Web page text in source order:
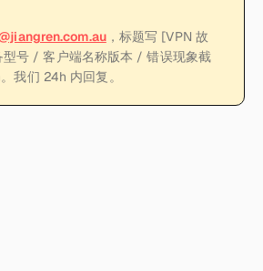
，标题写 [VPN 故
号 / 客户端名称版本 / 错误现象截
我们 24h 内回复。